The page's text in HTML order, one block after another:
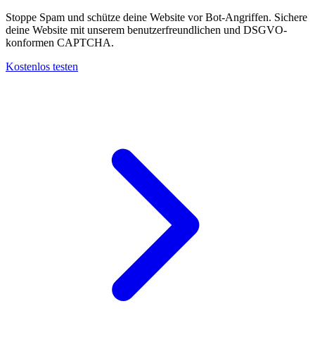
Stoppe Spam und schütze deine Website vor Bot-Angriffen. Sichere
deine Website mit unserem benutzerfreundlichen und DSGVO-
konformen CAPTCHA.
Kostenlos testen